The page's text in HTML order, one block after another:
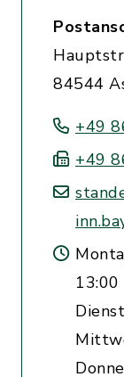
84544
+49
+49
13:00